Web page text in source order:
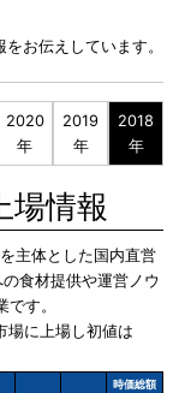
お伝えしています。
2020
年
2019
年
2018
年
場情報
主体とした国内直営
食材提供や運営ノウ
す。
場に上場し初値は
時価総額